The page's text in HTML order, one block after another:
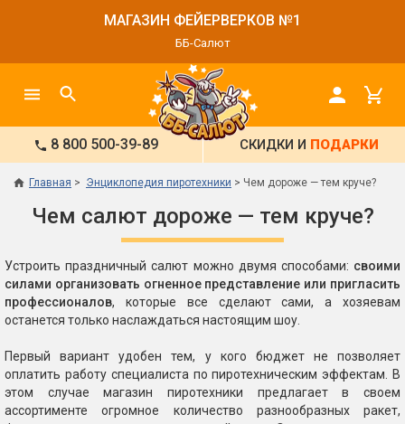
МАГАЗИН ФЕЙЕРВЕРКОВ №1
ББ-Салют
8 800 500-39-89 СКИДКИ И ПОДАРКИ
Главная Энциклопедия пиротехники Чем дороже — тем круче?
Чем салют дороже — тем круче?
Устроить праздничный салют можно двумя способами: своими
силами организовать огненное представление или пригласить
профессионалов, которые все сделают сами, а хозяевам
останется только наслаждаться настоящим шоу.
Первый вариант удобен тем, у кого бюджет не позволяет
оплатить работу специалиста по пиротехническим эффектам. В
этом случае магазин пиротехники предлагает в своем
ассортименте огромное количество разнообразных ракет,